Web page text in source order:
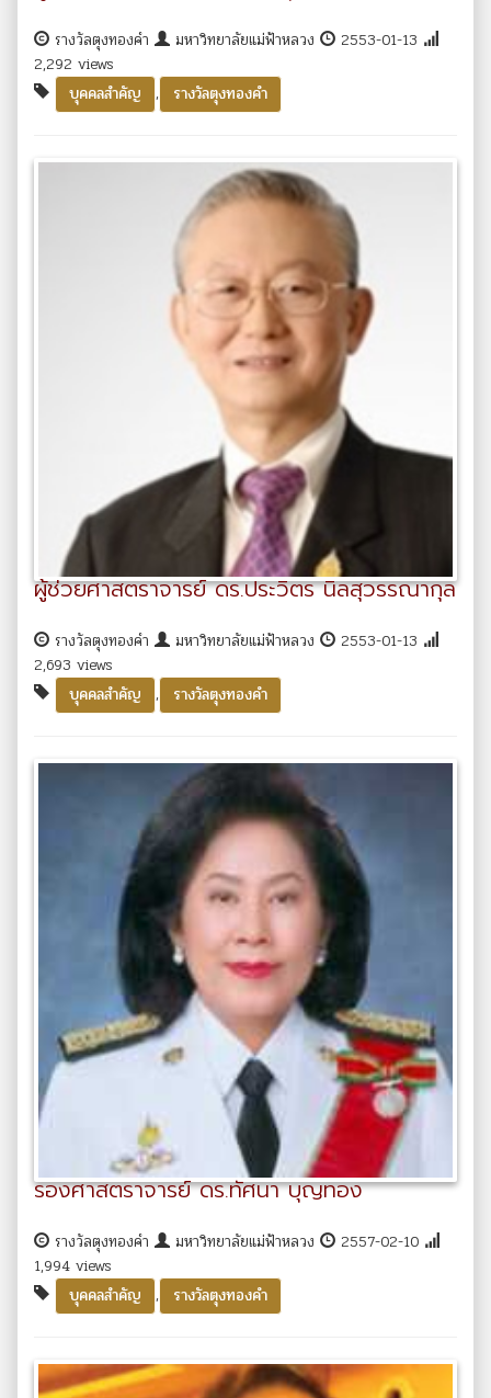
รางวัลตุงทองคำ มหาวิทยาลัยแม่ฟ้าหลวง
2553-01-13
2,292 views
บุคคลสำคัญ
, รางวัลตุงทองคำ
ผู้ช่วยศาสตราจารย์ ดร.ประวิตร นิลสุวรรณากุล
รางวัลตุงทองคำ มหาวิทยาลัยแม่ฟ้าหลวง
2553-01-13
2,693 views
บุคคลสำคัญ
, รางวัลตุงทองคำ
รองศาสตราจารย์ ดร.ทัศนา บุญทอง
รางวัลตุงทองคำ มหาวิทยาลัยแม่ฟ้าหลวง
2557-02-10
1,994 views
บุคคลสำคัญ
, รางวัลตุงทองคำ